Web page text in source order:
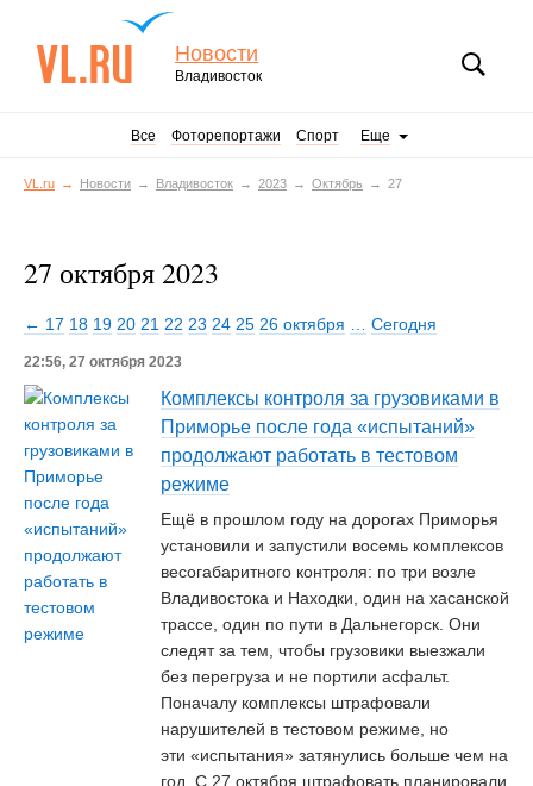
Новости
Владивосток
Все Фоторепортажи Спорт Еще
VL.ru Новости Владивосток 2023 Октябрь 27
27 октября 2023
← 17 18 19 20 21 22 23 24 25 26 октября Сегодня
22:56, 27 октября 2023
Комплексы контроля за грузовиками в
Приморье после года «испытаний»
продолжают работать в тестовом
режиме
Ещё в прошлом году на дорогах Приморья
установили и запустили восемь комплексов
весогабаритного контроля: по три возле
Владивостока и Находки, один на хасанской
трассе, один по пути в Дальнегорск. Они
следят за тем, чтобы грузовики выезжали
без перегруза и не портили асфальт.
Поначалу комплексы штрафовали
нарушителей в тестовом режиме, но
эти «испытания» затянулись больше чем на
год. С 27 октября штрафовать планировали